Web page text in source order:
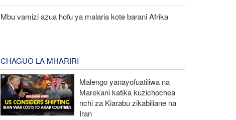
Mbu vamizi azua hofu ya malaria kote barani Afrika
CHAGUO LA MHARIRI
Malengo yanayofuatiliwa na
Marekani katika kuzichochea
nchi za Kiarabu zikabiliane na
Iran